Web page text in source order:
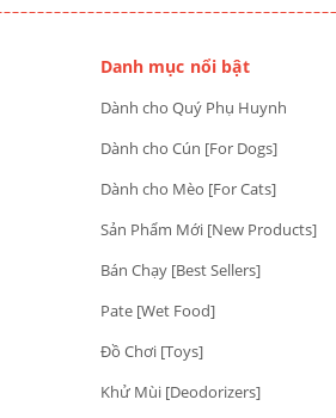
Danh mục nổi bật
Dành cho Quý Phụ Huynh
Dành cho Cún [For Dogs]
Dành cho Mèo [For Cats]
Sản Phẩm Mới [New Products]
Bán Chạy [Best Sellers]
Pate [Wet Food]
Đồ Chơi [Toys]
Khử Mùi [Deodorizers]